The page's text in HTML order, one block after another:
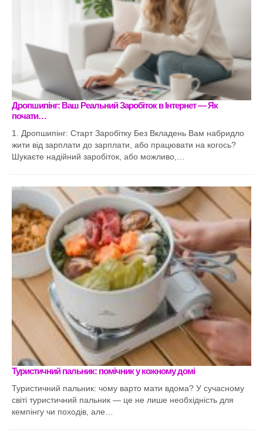
Дропшипінг: Ваш Реальний Заробіток в Інтернет — Як
почати…
1. Дропшипінг: Старт Заробітку Без Вкладень Вам набридло
жити від зарплати до зарплати, або працювати на когось?
Шукаєте надійний заробіток, або можливо,…
Туристичний пальник: помічник у кожному домі
Туристичний пальник: чому варто мати вдома? У сучасному
світі туристичний пальник — це не лише необхідність для
кемпінгу чи походів, але…